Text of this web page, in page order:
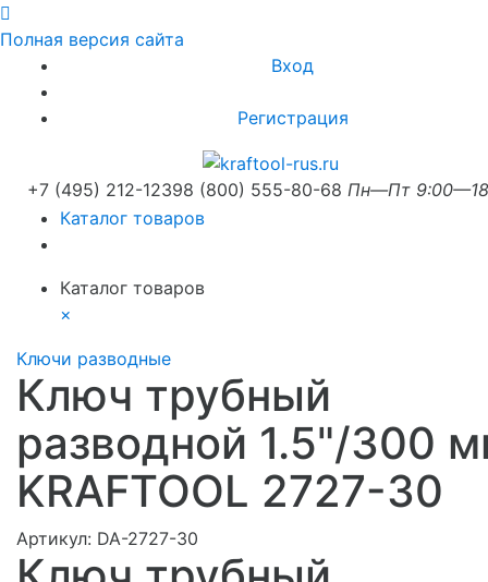
Полная версия сайта
Вход
Регистрация
+7 (495) 212-12398 (800) 555-80-68 Пн—Пт
Каталог товаров
Каталог товаров
×
Ключи разводные
Ключ трубный
разводной 1.5"/300
KRAFTOOL 2727-30
Артикул: DA-2727-30